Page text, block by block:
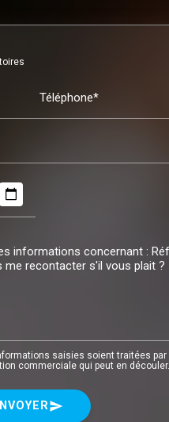
Téléphone*
saisies soient traitées par
commerciale qui peut en découler.
send